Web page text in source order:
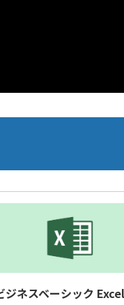
ジネスベーシック Excel